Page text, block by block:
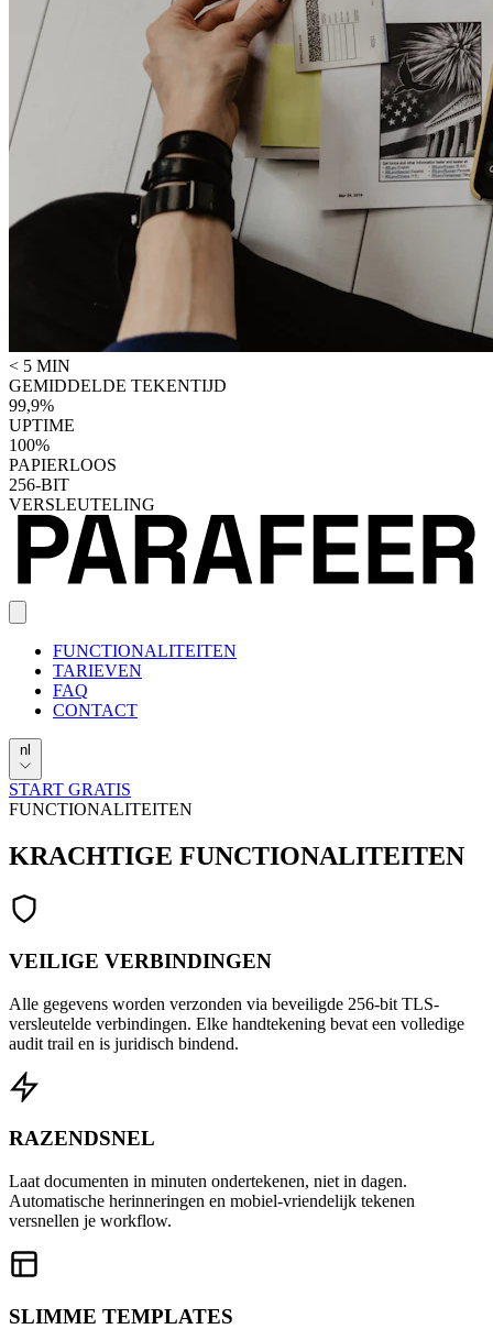
< 5 MIN
GEMIDDELDE TEKENTIJD
99,9%
UPTIME
100%
PAPIERLOOS
256-BIT
VERSLEUTELING
FUNCTIONALITEITEN
TARIEVEN
FAQ
CONTACT
nl
START GRATIS
FUNCTIONALITEITEN
KRACHTIGE FUNCTIONALITEITEN
VEILIGE VERBINDINGEN
Alle gegevens worden verzonden via beveiligde 256-bit TLS-
versleutelde verbindingen. Elke handtekening bevat een volledige
audit trail en is juridisch bindend.
RAZENDSNEL
Laat documenten in minuten ondertekenen, niet in dagen.
Automatische herinneringen en mobiel-vriendelijk tekenen
versnellen je workflow.
SLIMME TEMPLATES